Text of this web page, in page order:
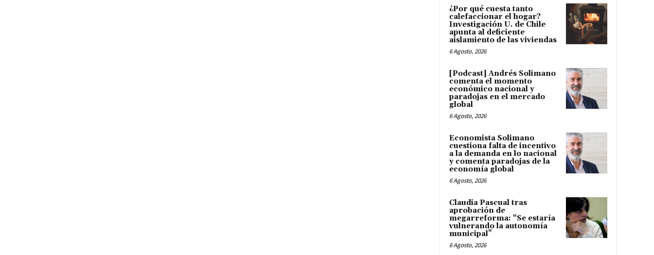
¿Por qué cuesta tanto
calefaccionar el hogar?
Investigación U. de Chile
apunta al deficiente
aislamiento de las viviendas
6 Agosto, 2026
[Podcast] Andrés Solimano
comenta el momento
económico nacional y
paradojas en el mercado
global
6 Agosto, 2026
Economista Solimano
cuestiona falta de incentivo
a la demanda en lo nacional
y comenta paradojas de la
economía global
6 Agosto, 2026
Claudia Pascual tras
aprobación de
megarreforma: “Se estaría
vulnerando la autonomía
municipal”
6 Agosto, 2026